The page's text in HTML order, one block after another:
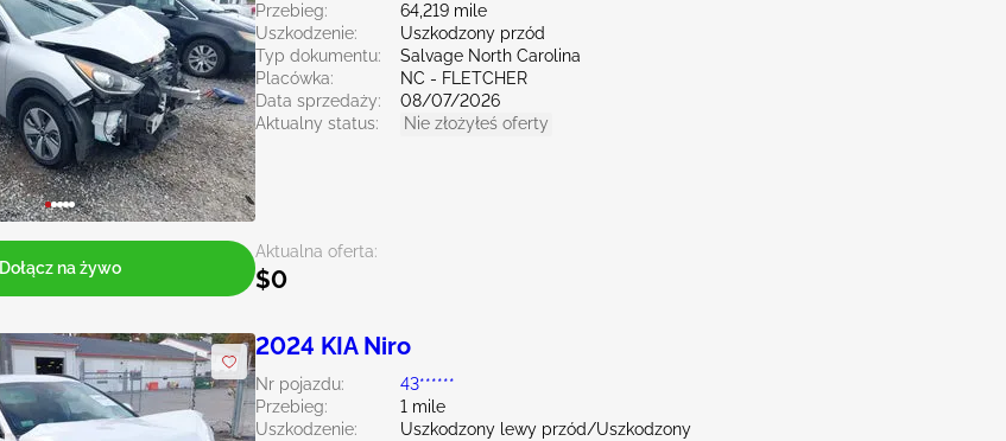
Przebieg:
64,219 mile
Uszkodzenie:
Uszkodzony przód
Typ dokumentu:
Salvage North Carolina
Placówka:
NC - FLETCHER
Data sprzedaży:
08/07/2026
Aktualny status:
Nie złożyłeś oferty
Aktualna oferta:
$0
Dołącz na żywo
2024 KIA Niro
Nr pojazdu:
43******
Przebieg:
1 mile
Uszkodzenie:
Uszkodzony lewy przód/Uszkodzony